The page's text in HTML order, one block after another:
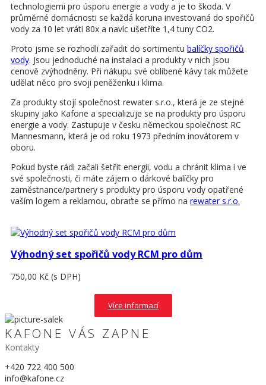
technologiemi pro úsporu energie a vody a je to škoda. V
průměrné domácnosti se každá koruna investovaná do spořičů
vody za 10 let vráti 80x a navíc ušetříte 1,4 tuny CO2.
Proto jsme se rozhodli zařadit do sortimentu balíčky spořičů
vody. Jsou jednoduché na instalaci a produkty v nich jsou
cenově zvýhodněny. Při nákupu své oblíbené kávy tak můžete
udělat něco pro svoji peněženku i klima.
Za produkty stojí společnost rewater s.r.o., která je ze stejné
skupiny jako Kafone a specializuje se na produkty pro úsporu
energie a vody. Zastupuje v česku německou společnost RC
Mannesmann, která je od roku 1973 předním inovátorem v
oboru.
Pokud byste rádi začali šetřit energii, vodu a chránit klima i ve
své společnosti, či máte zájem o dárkové balíčky pro
zaměstnance/partnery s produkty pro úsporu vody opatřené
vaším logem a reklamou, obraťte se přímo na rewater s.r.o.
Výhodný set spořičů vody RCM pro dům
750,00 Kč (s DPH)
Více informací
KAFONE VÁS ZAPNE
Kontakty
+420 722 400 500
info@kafone.cz